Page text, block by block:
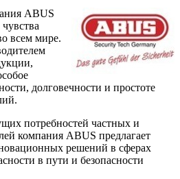
ABUS
всем мире.
долговечности и простоте
потребностей частных и
компания ABUS предлагает
решений в сферах
в пути и безопасности